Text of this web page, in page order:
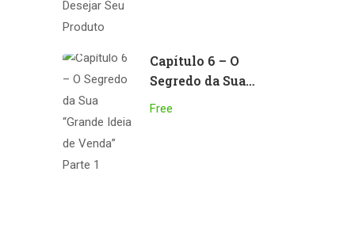
Capítulo 6 – O
Segredo da Sua
“Grande Ideia de
Free